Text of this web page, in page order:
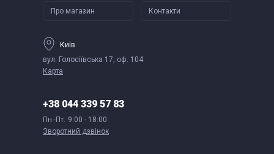
Про магазин Контакти
Київ
вул. Голосіївська 17, оф. 104
Карта
+38 044 339 57 83
Пн.-Пт. 9:00 - 18:00
Зворотний дзвінок